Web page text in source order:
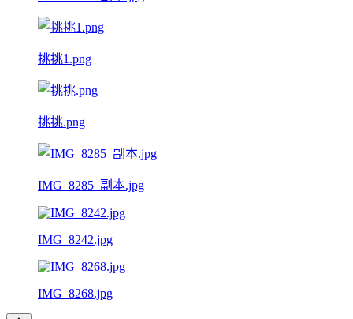
挑挑1.png
挑挑.png
IMG_8285_副本.jpg
IMG_8242.jpg
IMG_8268.jpg